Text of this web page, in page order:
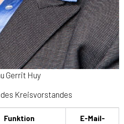
Gerrit Huy
Kreisvorstandes
Funktion
E-Mail-